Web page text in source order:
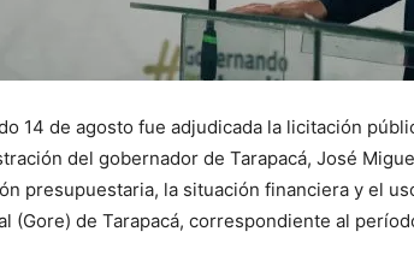
14 de agosto fue adjudicada la licitación
del gobernador de Tarapacá, José
presupuestaria, la situación financiera y el
(Gore) de Tarapacá, correspondiente al